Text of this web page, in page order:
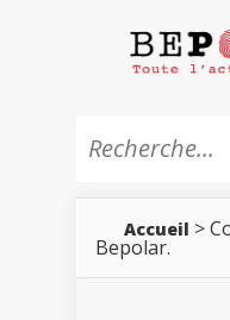
Accueil >
Bepolar.